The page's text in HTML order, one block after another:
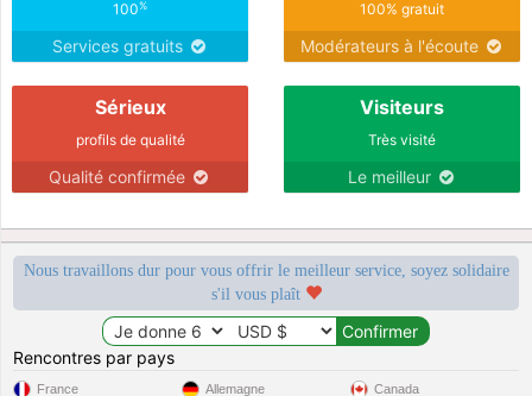
100%
Services gratuits
100% gratuit
Modérateurs à l'écoute
Sérieux
profils de qualité
Qualité confirmée
Visiteurs
Très visité
Le meilleur
Nous travaillons dur pour vous offrir le meilleur service, soyez solidaire
s'il vous plaît
Rencontres par pays
France Allemagne Canada